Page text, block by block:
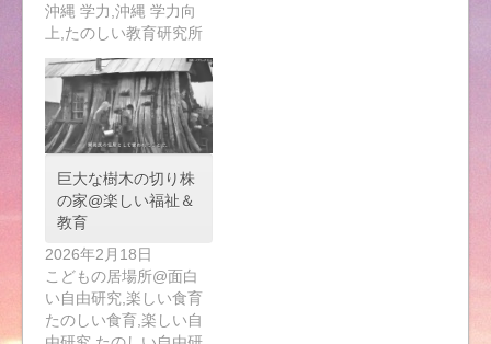
沖縄 学力,沖縄 学力向
上,たのしい教育研究所
巨大な樹木の切り株
の家@楽しい福祉＆
教育
2026年2月18日
こどもの居場所@面白
い自由研究,楽しい食育
たのしい食育,楽しい自